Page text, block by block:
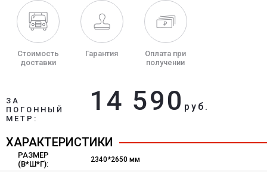
Стоимость
доставки
Гарантия
Оплата при
получении
ЗА
ПОГОННЫЙ
МЕТР:
14 590 руб.
ХАРАКТЕРИСТИКИ
РАЗМЕР
(В*Ш*Г):
2340*2650 мм